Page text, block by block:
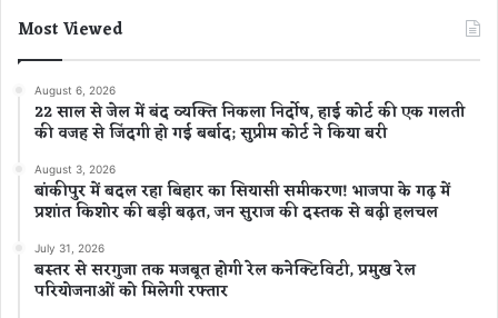
Most Viewed
August 6, 2026
22 साल से जेल में बंद व्यक्ति निकला निर्दोष, हाई कोर्ट की एक गलती
की वजह से जिंदगी हो गई बर्बाद; सुप्रीम कोर्ट ने किया बरी
August 3, 2026
बांकीपुर में बदल रहा बिहार का सियासी समीकरण! भाजपा के गढ़ में
प्रशांत किशोर की बड़ी बढ़त, जन सुराज की दस्तक से बढ़ी हलचल
July 31, 2026
बस्तर से सरगुजा तक मजबूत होगी रेल कनेक्टिविटी, प्रमुख रेल
परियोजनाओं को मिलेगी रफ्तार